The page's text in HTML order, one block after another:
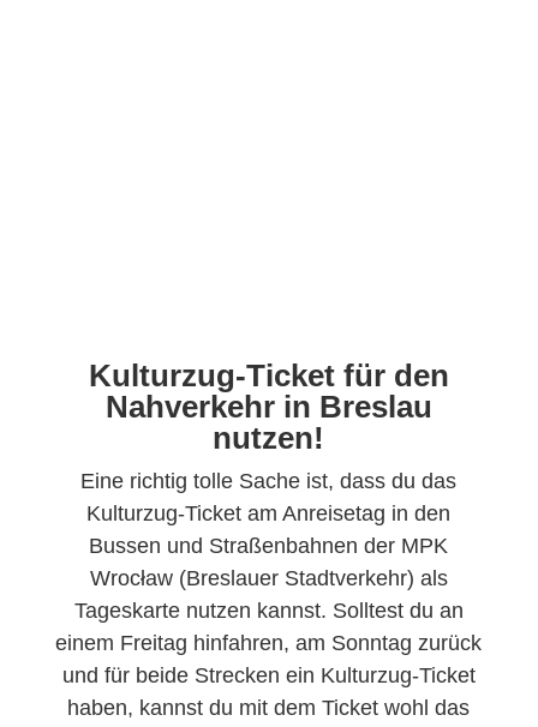
Kulturzug-Ticket für den
Nahverkehr in Breslau
nutzen!
Eine richtig tolle Sache ist, dass du das
Kulturzug-Ticket am Anreisetag in den
Bussen und Straßenbahnen der MPK
Wrocław (Breslauer Stadtverkehr) als
Tageskarte nutzen kannst. Solltest du an
einem Freitag hinfahren, am Sonntag zurück
und für beide Strecken ein Kulturzug-Ticket
haben, kannst du mit dem Ticket wohl das